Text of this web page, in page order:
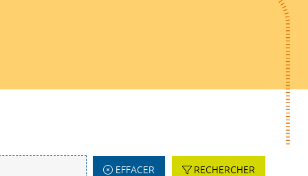
EFFACER RECHERCHER